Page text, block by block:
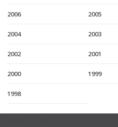
2006 2005
2004 2003
2002 2001
2000 1999
1998